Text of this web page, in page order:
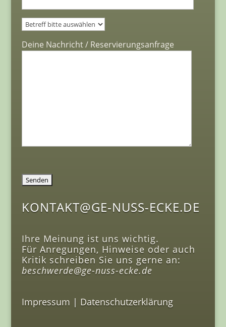
Deine Nachricht / Reservierungsanfrage
KONTAKT@GE-NUSS-ECKE.DE
Ihre Meinung ist uns wichtig.
Für Anregungen, Hinweise oder auch
Kritik schreiben Sie uns gerne an:
beschwerde@ge-nuss-ecke.de
Impressum | Datenschutzerklärung